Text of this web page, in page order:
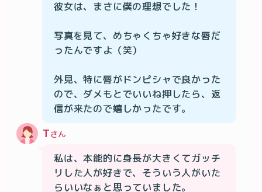
彼女は、まさに僕の理想でした！
写真を見て、めちゃくちゃ好きな唇だ
ったんですよ（笑）
外見、特に唇がドンピシャで良かった
ので、ダメもとでいいね押したら、返
Tさん
私は、本能的に身長が大きくてガッチ
リした人が好きで、そういう人がいた
らいいなぁと思っていました。